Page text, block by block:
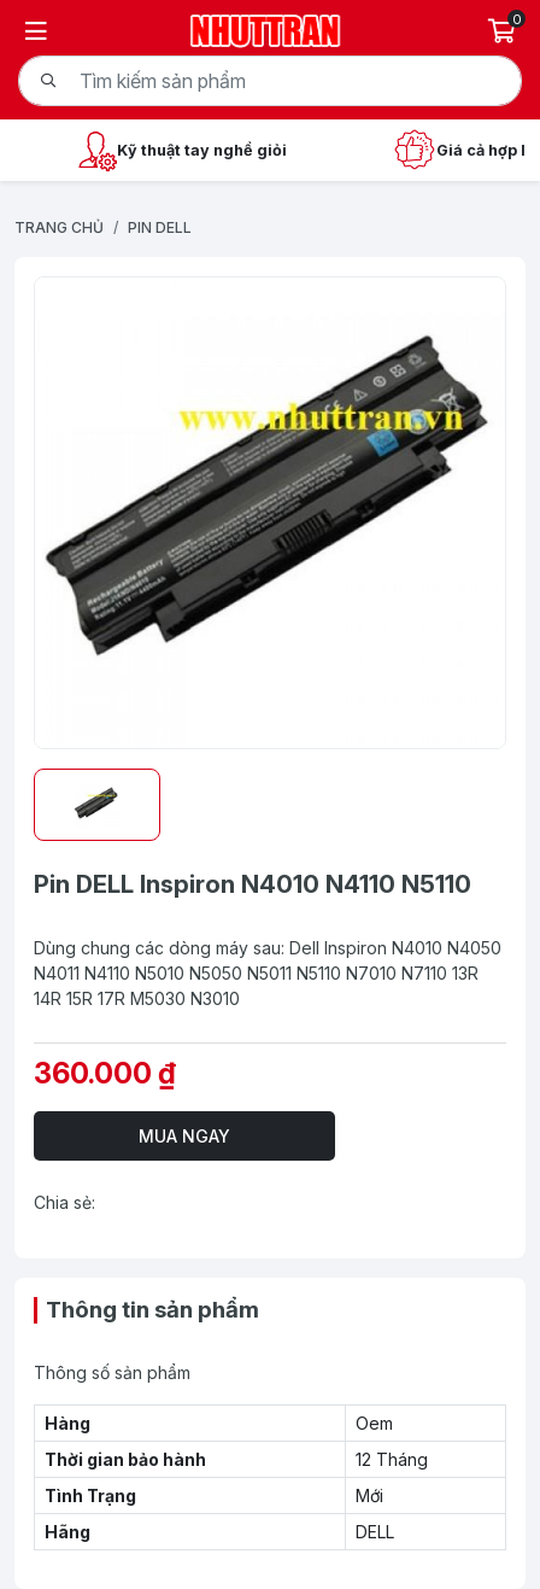
0
Kỹ thuật tay nghề giỏi Giá cả hợp lý
TRANG CHỦ PIN DELL
Pin DELL Inspiron N4010 N4110 N5110
Dùng chung các dòng máy sau: Dell Inspiron N4010 N4050
N4011 N4110 N5010 N5050 N5011 N5110 N7010 N7110 13R
14R 15R 17R M5030 N3010
360.000 ₫
MUA NGAY
Chia sẻ:
Thông tin sản phẩm
Thông số sản phẩm
Hàng
Oem
Thời gian bảo hành
12 Tháng
Tình Trạng
Mới
Hãng
DELL